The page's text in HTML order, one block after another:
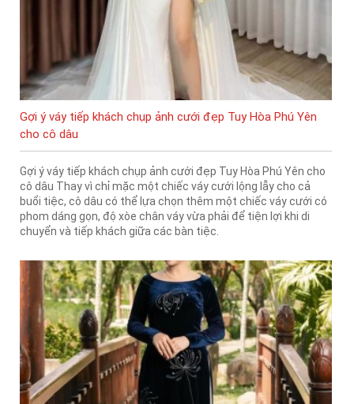
Gợi ý váy tiếp khách chụp ảnh cưới đẹp Tuy Hòa Phú Yên
cho cô dâu
Gợi ý váy tiếp khách chụp ảnh cưới đẹp Tuy Hòa Phú Yên cho
cô dâu Thay vì chỉ mặc một chiếc váy cưới lộng lẫy cho cả
buổi tiệc, cô dâu có thể lựa chọn thêm một chiếc váy cưới có
phom dáng gọn, độ xòe chân váy vừa phải để tiện lợi khi di
chuyển và tiếp khách giữa các bàn tiệc.